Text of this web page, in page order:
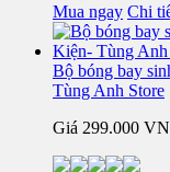
Mua ngay Chi
Bộ bóng bay
Tùng Anh Store
Giá 299.000